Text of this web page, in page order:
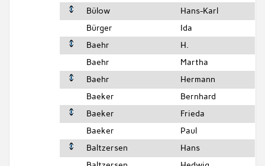
Bülow
Hans-Karl
Bürger
Ida
Baehr
H.
Baehr
Martha
Baehr
Hermann
Baeker
Bernhard
Baeker
Frieda
Baeker
Paul
Baltzersen
Hans